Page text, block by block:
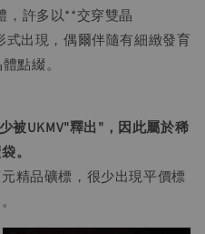
，許多以**交穿雙晶
式出現，偶爾伴隨有細緻發育
點綴。
被UKMV"釋出"，因此屬於稀
。
精品礦標，很少出現平價標